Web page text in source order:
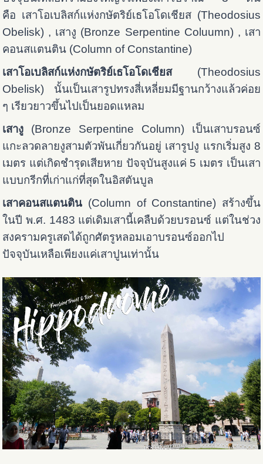
คือ เสาโอเบลิสก์แห่งกษัตริย์เธโอโดเชียส (Theodosius
Obelisk) , เสางู (Bronze Serpentine Coluumn) , เสา
คอนสแตนติน (Column of Constantine)
เสาโอเบลิสก์แห่งกษัตริย์เธโอโดเชียส(Theodosius
Obelisk) นั้นเป็นเสารูปทรงสี่เหลี่ยมมีฐานกว้างแล้วค่อย
ๆ เรียวยาวขึ้นไปเป็นยอดแหลม
เสางู (Bronze Serpentine Column) เป็นเสาบรอนซ์
แกะลวดลายงูสามตัวพันเกี่ยวกันอยู่ เสารูปงู แรกเริ่มสูง 8
เมตร แต่เกิดชำรุดเสียหาย ปัจจุบันสูงแค่ 5 เมตร เป็นเสา
แบบกรีกที่เก่าแก่ที่สุดในอิสตันบูล
เสาคอนสแตนติน (Column of Constantine) สร้างขึ้น
ในปี พ.ศ. 1483 แต่เดิมเสานี้เคลืบด้วยบรอนซ์ แต่ในช่วง
สงครามครูเสดได้ถูกศัตรูหลอมเอาบรอนซ์ออกไป
ปัจจุบันเหลือเพียงแค่เสาปูนเท่านั้น